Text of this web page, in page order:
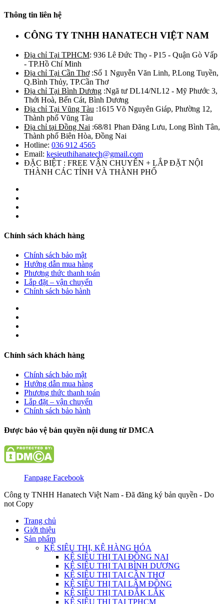
Thông tin liên hệ
CÔNG TY TNHH HANATECH VIỆT NAM
Địa chỉ Tại TPHCM: 936 Lê Đức Thọ - P15 - Quận Gò Vấp
- TP.Hồ Chí Minh
Địa chỉ Tại Cần Thơ:Số 1 Nguyễn Văn Linh, P.Long Tuyền,
Q.Bình Thủy, TP.Cần Thơ
Địa chỉ Tại Bình Dương :Ngã tư DL14/NL12 - Mỹ Phước 3,
Thới Hoà, Bến Cát, Bình Dương
Địa chỉ Tại Vũng Tàu :1615 Võ Nguyên Giáp, Phường 12,
Thành phố Vũng Tàu
Địa chỉ tại Đồng Nai :68/81 Phan Đăng Lưu, Long Bình Tân,
Thành phố Biên Hòa, Đồng Nai
Hotline: 036 912 4565
Email: kesieuthihanatech@gmail.com
ĐẶC BIỆT : FREE VẬN CHUYỂN + LẮP ĐẶT NỘI
THÀNH CÁC TỈNH VÀ THÀNH PHỐ
Chính sách khách hàng
Chính sách bảo mật
Hướng dẫn mua hàng
Phương thức thanh toán
Lắp đặt – vận chuyển
Chính sách bảo hành
Chính sách khách hàng
Chính sách bảo mật
Hướng dẫn mua hàng
Phương thức thanh toán
Lắp đặt – vận chuyển
Chính sách bảo hành
Được bảo vệ bản quyền nội dung từ DMCA
Fanpage Facebook
Công ty TNHH Hanatech Việt Nam - Đã đăng ký bản quyền - Do
not Copy
Trang chủ
Giới thiệu
Sản phẩm
KỆ SIÊU THỊ, KỆ HÀNG HÓA
KỆ SIÊU THỊ TẠI ĐỒNG NAI
KỆ SIÊU THỊ TẠI BÌNH DƯƠNG
KỆ SIÊU THỊ TẠI CẦN THƠ
KỆ SIÊU THỊ TẠI LÂM ĐỒNG
KỆ SIÊU THỊ TẠI ĐẮK LẮK
KỆ SIÊU THỊ TẠI TPHCM